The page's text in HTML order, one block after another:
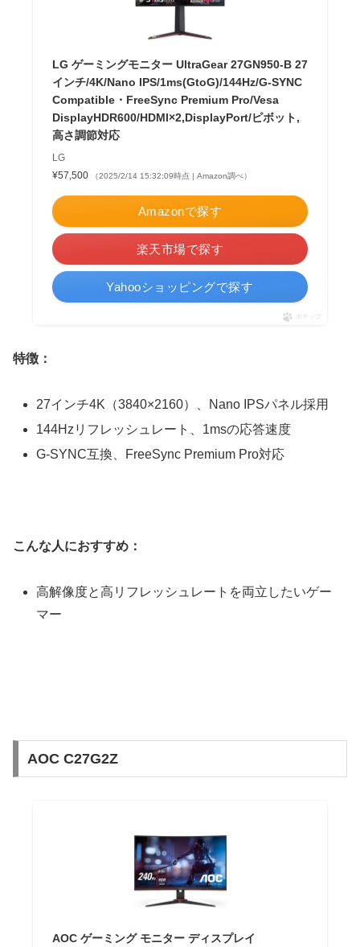
LG ゲーミングモニター UltraGear 27GN950-B 27
インチ/4K/Nano IPS/1ms(GtoG)/144Hz/G-SYNC
Compatible・FreeSync Premium Pro/Vesa
DisplayHDR600/HDMI×2,DisplayPort/ピボット,
高さ調節対応
LG
¥57,500
（2025/2/14 15:32:09時点 | Amazon調べ）
Amazonで探す
楽天市場で探す
Yahooショッピングで探す
ポチップ
特徴：
27インチ4K（3840×2160）、Nano IPSパネル採用
144Hzリフレッシュレート、1msの応答速度
G-SYNC互換、FreeSync Premium Pro対応
こんな人におすすめ：
高解像度と高リフレッシュレートを両立したいゲー
マー
AOC C27G2Z
AOC ゲーミング モニター ディスプレイ